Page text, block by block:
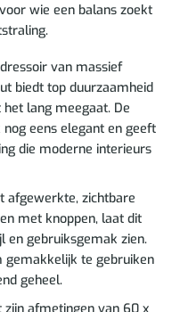
wie een balans zoekt
van massief
biedt top duurzaamheid
lang meegaat. De
eens elegant en geeft
die moderne interieurs
afgewerkte, zichtbare
met knoppen, laat dit
en gebruiksgemak zien.
gemakkelijk te gebruiken
geheel.
afmetingen van 60 x